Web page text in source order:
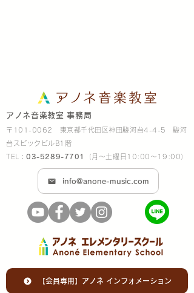
アノネ音楽教室 事務局
〒101-0062 東京都千代田区神田駿河台4-4-5 駿河
台スピックビルB1階
TEL：03-5289-7701 （月～土曜日10:00～19:00）
info@anone-music.com
【会員専用】アノネ インフォメーション